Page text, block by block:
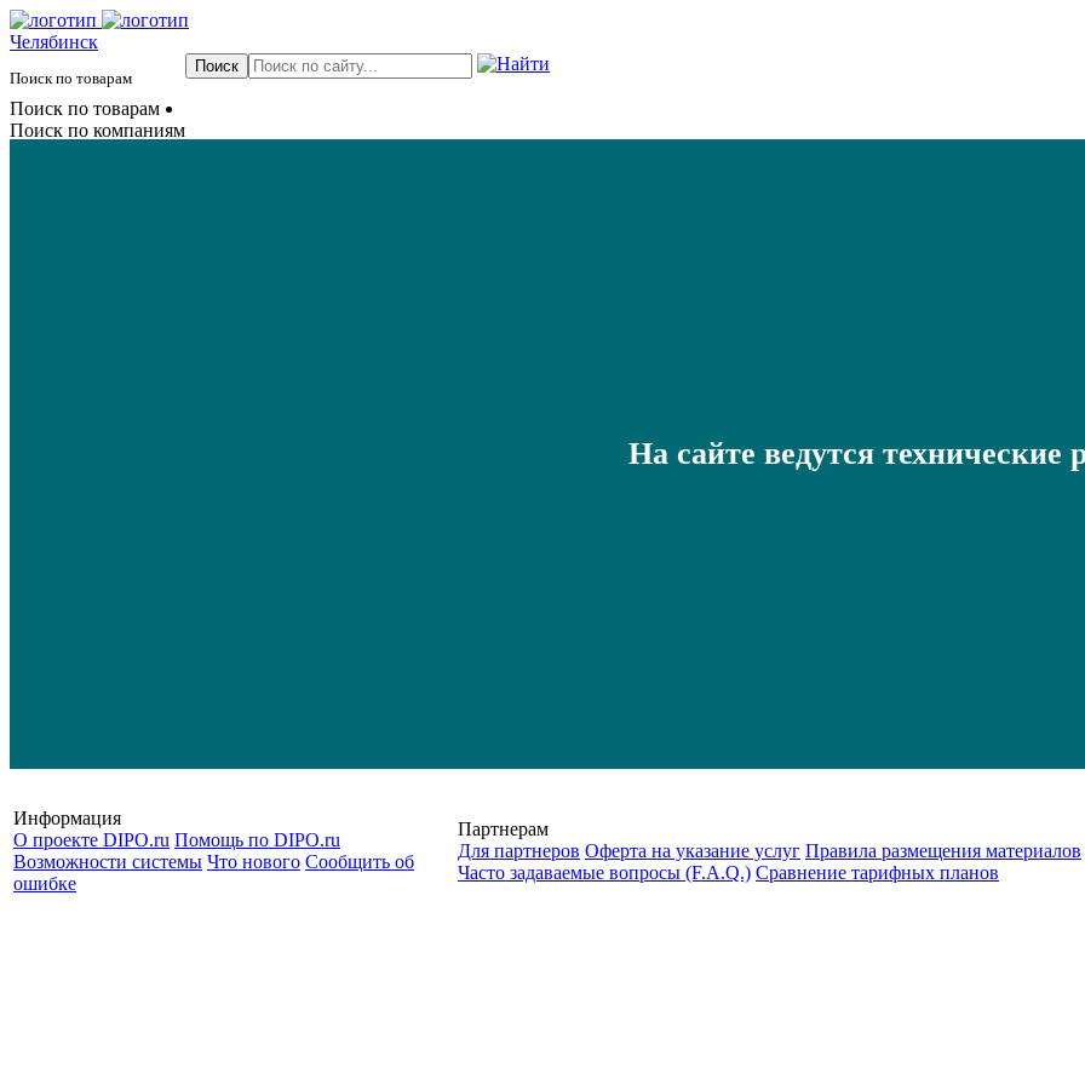
Челябинск
Поиск по товарам
Поиск по товарам
Поиск по компаниям
На сайте ведутся технические
Информация
О проекте DIPO.ru Помощь по DIPO.ru
Возможности системы Что нового Сообщить об
ошибке
Партнерам
Для партнеров Оферта на указание услуг Правила размещения материалов
Часто задаваемые вопросы (F.A.Q.) Cравнение тарифных планов